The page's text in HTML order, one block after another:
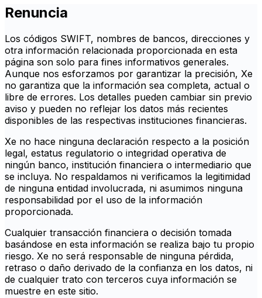
Renuncia
Los códigos SWIFT, nombres de bancos, direcciones y
otra información relacionada proporcionada en esta
página son solo para fines informativos generales.
Aunque nos esforzamos por garantizar la precisión, Xe
no garantiza que la información sea completa, actual o
libre de errores. Los detalles pueden cambiar sin previo
aviso y pueden no reflejar los datos más recientes
disponibles de las respectivas instituciones financieras.
Xe no hace ninguna declaración respecto a la posición
legal, estatus regulatorio o integridad operativa de
ningún banco, institución financiera o intermediario que
se incluya. No respaldamos ni verificamos la legitimidad
de ninguna entidad involucrada, ni asumimos ninguna
responsabilidad por el uso de la información
proporcionada.
Cualquier transacción financiera o decisión tomada
basándose en esta información se realiza bajo tu propio
riesgo. Xe no será responsable de ninguna pérdida,
retraso o daño derivado de la confianza en los datos, ni
de cualquier trato con terceros cuya información se
muestre en este sitio.